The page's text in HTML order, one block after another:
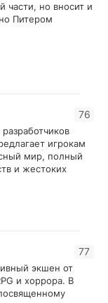
части, но вносит и
Питером
76
игрокам
мир, полный
и жестоких
77
экшен от
и хоррора. В